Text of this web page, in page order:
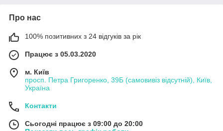
Про нас
100% позитивних з 24 відгуків за рік
Працює з 05.03.2020
м. Київ
просп. Петра Григоренко, 39Б (самовивіз відсутній), Київ,
Україна
Контакти
Сьогодні працює з 09:00 до 20:00